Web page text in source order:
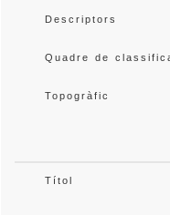
Descriptors
Quadre de
Topogràfic
Títol